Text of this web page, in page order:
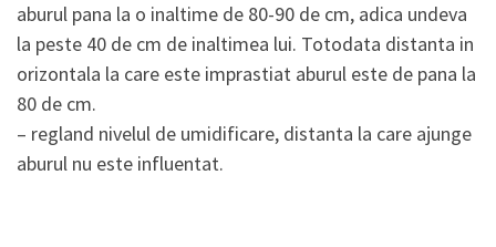
aburul pana la o inaltime de 80-90 de cm, adica undeva
la peste 40 de cm de inaltimea lui. Totodata distanta in
orizontala la care este imprastiat aburul este de pana la
80 de cm.
– regland nivelul de umidificare, distanta la care ajunge
aburul nu este influentat.